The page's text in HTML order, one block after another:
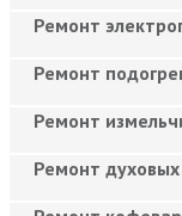
Ремонт
Ремонт
Ремонт
Ремонт